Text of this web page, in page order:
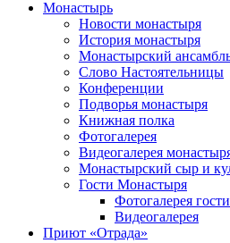
Монастырь
Новости монастыря
История монастыря
Монастырский
Слово Настоятельницы
Конференции
Подворья монастыря
Книжная полка
Фотогалерея
Видеогалерея
Монастырский сыр и
Гости Монастыря
Фотогaлерея
Видеогалерея
Приют «Отрада»